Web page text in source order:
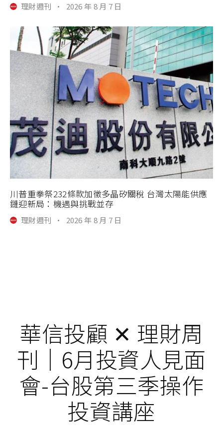
理財週刊 · 2026 年 8 月 7 日
川普重拳祭232條款加徵多晶矽關稅 台灣太陽能供應
鏈迎新局：機遇與挑戰並存
理財週刊 · 2026 年 8 月 7 日
華信投顧 ✕ 理財周
刊｜6月投資人見面
會-台股第三季操作
投資講座